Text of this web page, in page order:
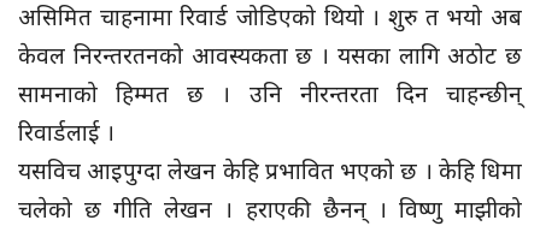
असिमित चाहनामा रिवार्ड जोडिएको थियो । शुरु त भयो अब
केवल निरन्तरतनको आवस्यकता छ । यसका लागि अठोट छ
सामनाको हिम्मत छ । उनि नीरन्तरता दिन चाहन्छीन्
रिवार्डलाई ।
यसविच आइपुग्दा लेखन केहि प्रभावित भएको छ । केहि धिमा
चलेको छ गीति लेखन । हराएकी छैनन् । विष्णु माझीको